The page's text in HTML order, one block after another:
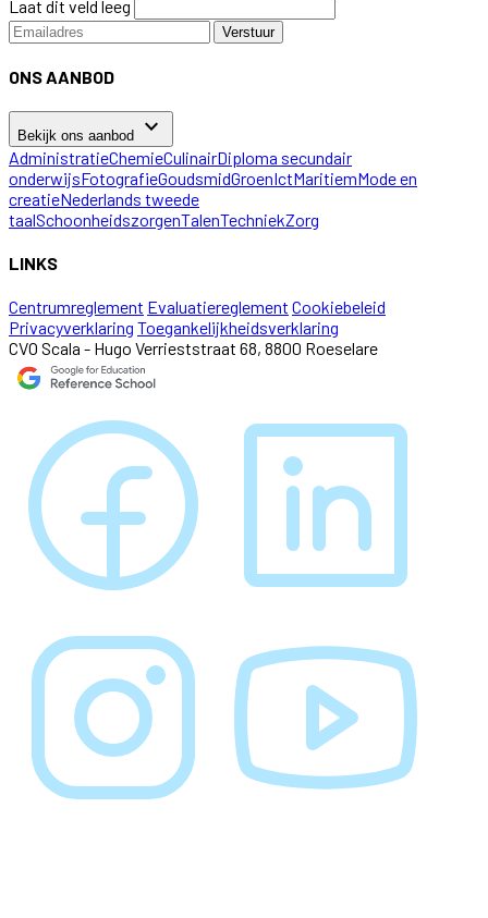
Laat dit veld leeg
Verstuur
ONS AANBOD
Bekijk ons aanbod keyboard_arrow_down
AdministratieChemieCulinairDiploma secundair
onderwijsFotografieGoudsmidGroenIctMaritiemMode en
creatieNederlands tweede
taalSchoonheidszorgenTalenTechniekZorg
LINKS
Centrumreglement Evaluatiereglement Cookiebeleid
Privacyverklaring Toegankelijkheidsverklaring
CVO Scala - Hugo Verrieststraat 68, 8800 Roeselare